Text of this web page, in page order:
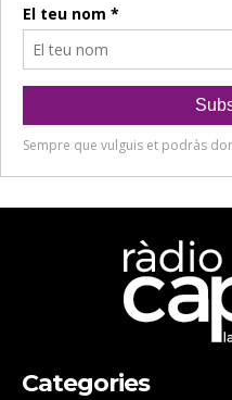
Categories